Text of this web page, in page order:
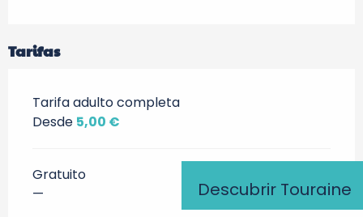
Descubrir Touraine
Tarifas
Tarifa adulto completa
Desde 5,00 €
Gratuito
—